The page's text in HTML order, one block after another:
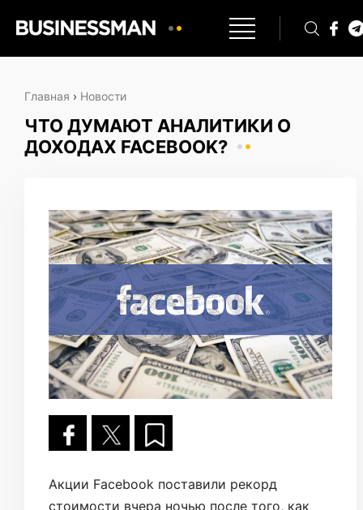
Главная › Новости
ЧТО ДУМАЮТ АНАЛИТИКИ О
ДОХОДАХ FACEBOOK?
Акции Facebook поставили рекорд
стоимости вчера ночью после того, как